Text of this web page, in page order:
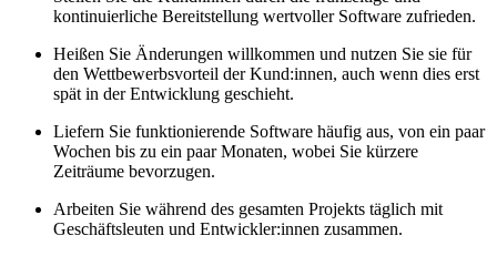
kontinuierliche Bereitstellung wertvoller Software zufrieden.
Heißen Sie Änderungen willkommen und nutzen Sie sie für
den Wettbewerbsvorteil der Kund:innen, auch wenn dies erst
spät in der Entwicklung geschieht.
Liefern Sie funktionierende Software häufig aus, von ein paar
Wochen bis zu ein paar Monaten, wobei Sie kürzere
Zeiträume bevorzugen.
Arbeiten Sie während des gesamten Projekts täglich mit
Geschäftsleuten und Entwickler:innen zusammen.